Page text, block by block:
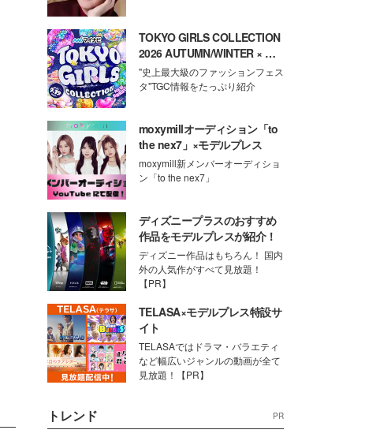
TOKYO GIRLS COLLECTION
2026 AUTUMN/WINTER × モ
デルプレス
"史上最大級のファッションフェス
タ"TGC情報をたっぷり紹介
moxymillオーディション「to
the nex7」×モデルプレス
moxymill新メンバーオーディショ
ン「to the nex7」
ディズニープラスのおすすめ
作品をモデルプレスが紹介！
ディズニー作品はもちろん！ 国内
外の人気作がすべて見放題！
【PR】
TELASA×モデルプレス特設サ
イト
TELASAではドラマ・バラエティ
など幅広いジャンルの動画が全て
見放題！【PR】
トレンド PR